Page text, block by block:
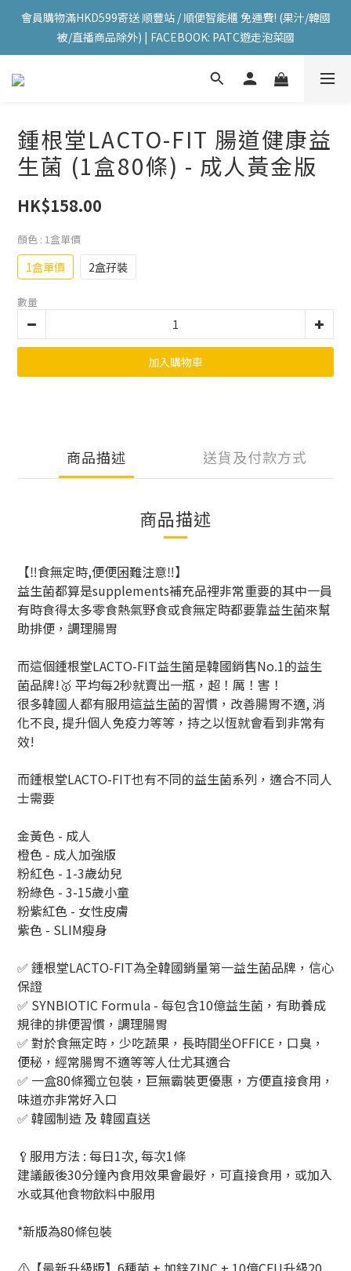
會員購物滿HKD599寄送 順豐站 / 順便智能櫃 免運費! (果汁/韓國
被/直播商品除外) | FACEBOOK: PATC遊走泡菜國
會員購物滿HKD599寄送 順豐站 / 順便智能櫃 免運費! (果汁/韓國
被/直播商品除外) | FACEBOOK: PATC遊走泡菜國
每星期韓國直送香港 🇰🇷🛫🇭🇰  | 即加IG留意最新優惠! ID:
會員購物滿HKD599寄送 順豐站 / 順便智能櫃 免運費! (果汁/韓國
被/直播商品除外) | FACEBOOK: PATC遊走泡菜國
鍾根堂LACTO-FIT 腸道健康益
生菌 (1盒80條) - 成人黃金版
HK$158.00
顏色 : 1盒單價
1盒單價 2盒孖裝
數量
加入購物車
商品描述 送貨及付款方式
商品描述
【‼️食無定時,便便困難注意‼️】
益生菌都算是supplements補充品裡非常重要的其中一員
有時食得太多零食熱氣野食或食無定時都要靠益生菌來幫
助排便，調理腸胃
而這個鍾根堂LACTO-FIT益生箘是韓國銷售No.1的益生
菌品牌!🥇 平均每2秒就賣出一瓶，超！厲！害！
很多韓國人都有服用這益生菌的習慣，改善腸胃不適, 消
化不良, 提升個人免疫力等等，持之以恆就會看到非常有
效!
而鍾根堂LACTO-FIT也有不同的益生菌系列，適合不同人
士需要
金黃色 - 成人
橙色 - 成人加強版
粉紅色 - 1-3歲幼兒
粉綠色 - 3-15歲小童
粉紫紅色 - 女性皮膚
紫色 - SLIM瘦身
✅ 鍾根堂LACTO-FIT為全韓國銷量第一益生菌品牌，信心
保證
✅ SYNBIOTIC Formula - 每包含10億益生菌，有助養成
規律的排便習慣，調理腸胃
✅ 對於食無定時，少吃蔬果，長時間坐OFFICE，口臭，
便秘，經常腸胃不適等等人仕尤其適合
✅ 一盒80條獨立包裝，巨無霸裝更優惠，方便直接食用，
味道亦非常好入口
✅ 韓國制造 及 韓國直送
🥄服用方法 : 每日1次, 每次1條
建議飯後30分鐘內食用效果會最好，可直接食用，或加入
水或其他食物飲料中服用
*新版為80條包裝